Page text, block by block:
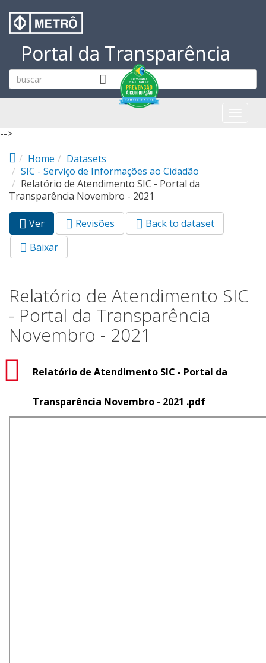
Portal da Transparência
-->
Home
Datasets
SIC - Serviço de Informações ao Cidadão
Relatório de Atendimento SIC - Portal da
Transparência Novembro - 2021
Abas primárias
Ver
ativa)
Revisões
Back to dataset
Baixar
Relatório de Atendimento SIC
- Portal da Transparência
Novembro - 2021
Relatório de Atendimento SIC - Portal da
Transparência Novembro - 2021 .pdf